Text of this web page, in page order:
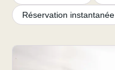
Réservation instantanée